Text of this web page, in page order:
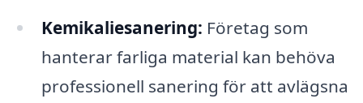
Kemikaliesanering: Företag som
hanterar farliga material kan behöva
professionell sanering för att avlägsna